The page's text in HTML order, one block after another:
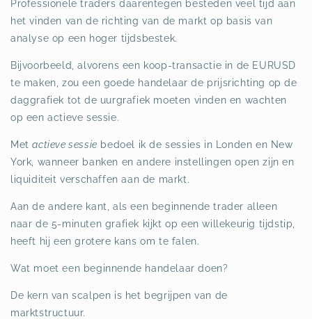
Professionele traders daarentegen besteden veel tijd aan
het vinden van de richting van de markt op basis van
analyse op een hoger tijdsbestek.
Bijvoorbeeld, alvorens een koop-transactie in de EURUSD
te maken, zou een goede handelaar de prijsrichting op de
daggrafiek tot de uurgrafiek moeten vinden en wachten
op een actieve sessie.
Metactieve sessie bedoel ik de sessies in Londen en New
York, wanneer banken en andere instellingen open zijn en
liquiditeit verschaffen aan de markt.
Aan de andere kant, als een beginnende trader alleen
naar de 5-minuten grafiek kijkt op een willekeurig tijdstip,
heeft hij een grotere kans om te falen.
Wat moet een beginnende handelaar doen?
De kern van scalpen is het begrijpen van de
marktstructuur.